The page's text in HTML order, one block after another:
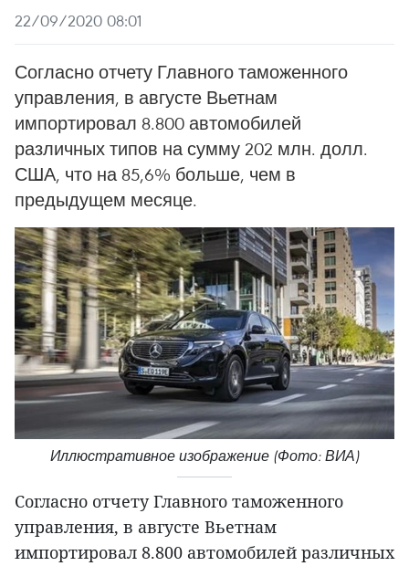
22/09/2020 08:01
Согласно отчету Главного таможенного
управления, в августе Вьетнам
импортировал 8.800 автомобилей
различных типов на сумму 202 млн. долл.
США, что на 85,6% больше, чем в
предыдущем месяце.
Иллюстративное изображение (Фото: ВИА)
Согласно отчету Главного таможенного
управления, в августе Вьетнам
импортировал 8.800 автомобилей различных